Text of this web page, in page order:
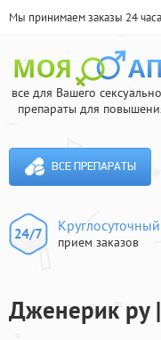
Мы принимаем заказы 24 часа
все для Вашего
препараты для
ВСЕ ПРЕПАРАТЫ
Круглосуточный
прием заказов
Дженерик ру